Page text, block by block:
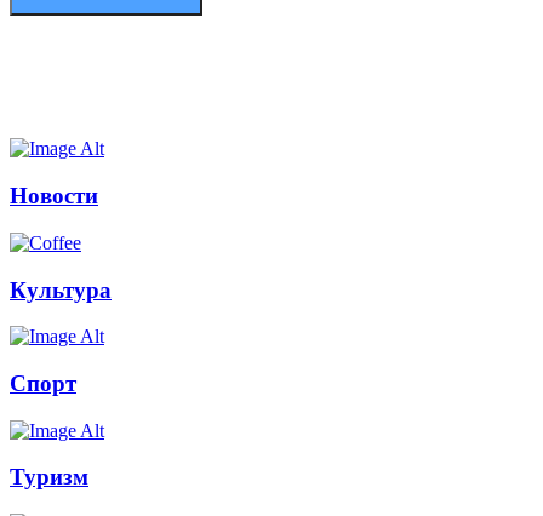
Новости
Культура
Спорт
Туризм